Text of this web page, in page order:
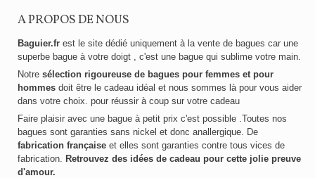
A PROPOS DE NOUS
Baguier.fr est le site dédié uniquement à la vente de bagues car une
superbe bague à votre doigt , c'est une bague qui sublime votre main.
Notre sélection rigoureuse de bagues pour femmes et pour
hommes doit être le cadeau idéal et nous sommes là pour vous aider
dans votre choix. pour réussir à coup sur votre cadeau
Faire plaisir avec une bague à petit prix c'est possible .Toutes nos
bagues sont garanties sans nickel et donc anallergique. De
fabrication française et elles sont garanties contre tous vices de
fabrication. Retrouvez des idées de cadeau pour cette jolie preuve
d'amour.